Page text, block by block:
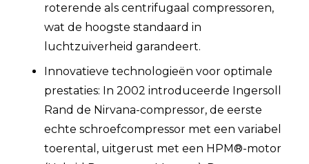
roterende als centrifugaal compressoren,
wat de hoogste standaard in
luchtzuiverheid garandeert.
Innovatieve technologieën voor optimale
prestaties: In 2002 introduceerde Ingersoll
Rand de Nirvana-compressor, de eerste
echte schroefcompressor met een variabel
toerental, uitgerust met een HPM®-motor